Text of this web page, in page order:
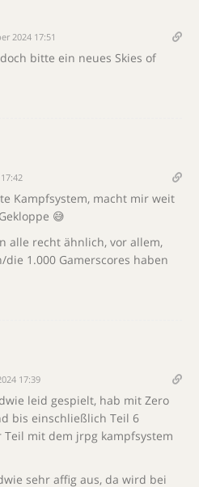
2024 17:51
bitte ein neues Skies of
Kampfsystem, macht mir weit
😅
alle recht ähnlich, vor allem,
1.000 Gamerscores haben
17:39
leid gespielt, hab mit Zero
bis einschließlich Teil 6
mit dem jrpg kampfsystem
sehr affig aus, da wird bei